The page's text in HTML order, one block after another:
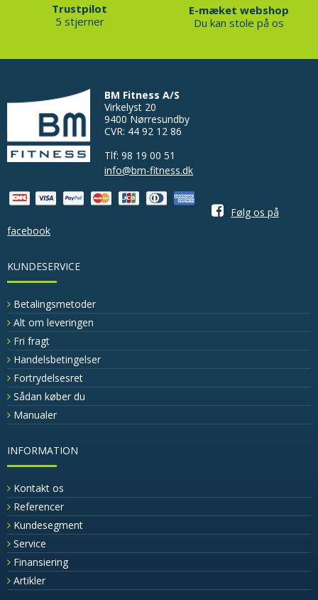
Trustpilot
5 stjerner
E-mæket webshop
Du kan stole på os
BM Fitness A/S
Virkelyst 20
9400 Nørresundby
CVR: 44 92 12 86
Tlf: 98 19 00 51
info@bm-fitness.dk
Følg os på
facebook
KUNDESERVICE
Betalingsmetoder
Alt om leveringen
Fri fragt
Handelsbetingelser
Fortrydelsesret
Sådan køber du
Manualer
INFORMATION
Kontakt os
Referencer
Kundesegment
Service
Finansiering
Artikler